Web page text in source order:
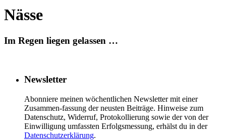
Nässe
Im Regen liegen gelassen …
Newsletter
Abonniere meinen wöchentlichen Newsletter mit einer
Zusammen-fassung der neusten Beiträge. Hinweise zum
Datenschutz, Widerruf, Protokollierung sowie der von der
Einwilligung umfassten Erfolgsmessung, erhälst du in der
Datenschutzerklärung.